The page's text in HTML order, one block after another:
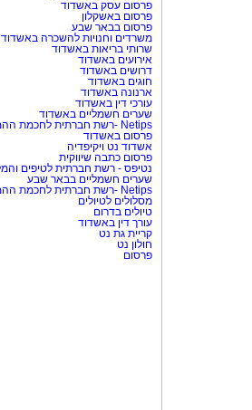
פרסום עסק באשדוד
פרסום באשקלון
פרסום בבאר שבע
משרדים וחנויות להשכרה באשדוד
שרותי בריאות באשדוד
אירועים באשדוד
דרושים באשדוד
חוגים באשדוד
ארנונה באשדוד
עורכי דין באשדוד
שערים חשמליים באשדוד
Netips -רשת חברתית לחכמת ההמונים
פרסום באשדוד
אשדוד נט ויקיפדיה
פרסום כתבה שיווקית
נטיפס - רשת חברתית לטיפים
שערים חשמליים בבאר שבע
Netips -רשת חברתית לחכמת ההמונים
מסלולים לטיולים
טיולים בדרום
עורך דין באשדוד
קריית גת נט
חולון נט
פרסום